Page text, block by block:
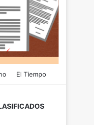
El Tiempo